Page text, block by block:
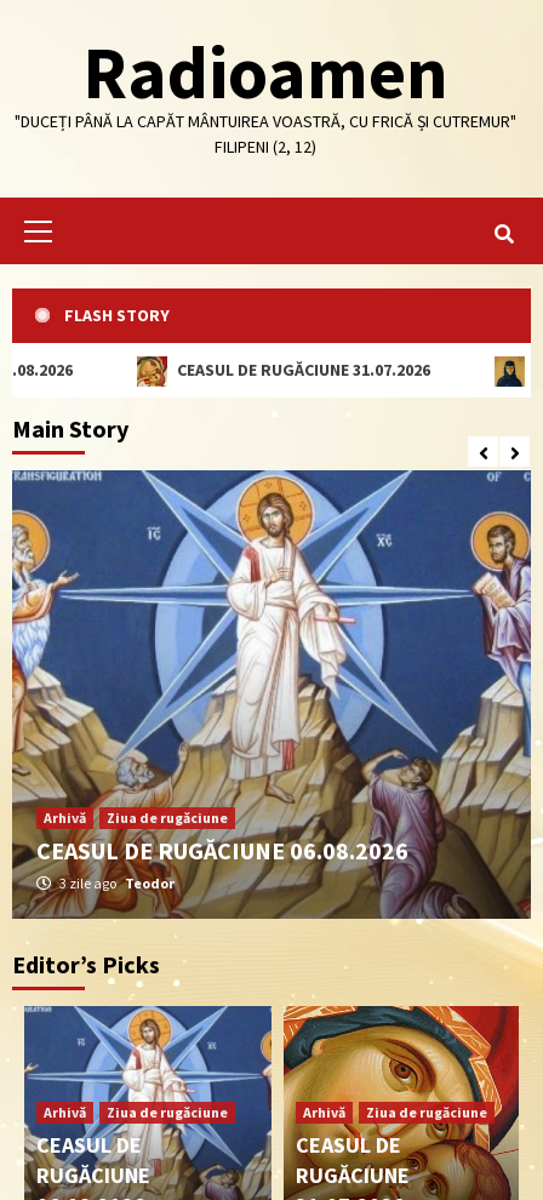
Radioamen
"DUCEȚI PÂNĂ LA CAPĂT MÂNTUIREA VOASTRĂ, CU FRICĂ ȘI CUTREMUR"
FILIPENI (2, 12)
Primary
FLASH STORY
CEASUL DE RUGĂCIUNE 31.07.2026
Main Story
Arhivă Ziua de rugăciune
CEASUL DE RUGĂCIUNE 06.08.2026
3 zile ago Teodor
Editor’s Picks
Arhivă Ziua de rugăciune
CEASUL DE
RUGĂCIUNE
Arhivă Ziua de rugăciune
CEASUL DE
RUGĂCIUNE
Arhivă
CEASUL DE RUGĂCIUNE 24.07.2026
4
Arhivă Ziua de rugăciune
CEASUL DE RUGĂCIUNE 09.07.2026